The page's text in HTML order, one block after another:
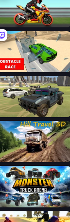
Super Bike The Champion
Obstacle Race: Destroying Simulator!
4x4 Offroader
Hill Travel 3D
Monster Truck Arena